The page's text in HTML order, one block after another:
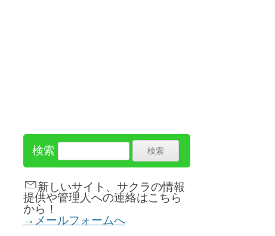
検索
新しいサイト、サクラの情報
提供や管理人への連絡はこちら
から！
→メールフォームへ